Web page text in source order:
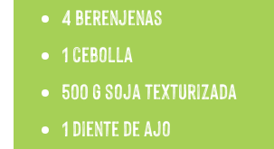
4 berenjenas
1 cebolla
500 g soja texturizada
1 diente de ajo